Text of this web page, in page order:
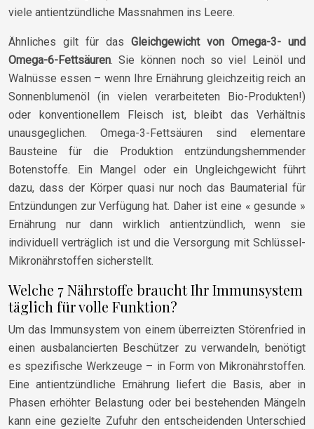
viele antientzündliche Massnahmen ins Leere.
Ähnliches gilt für das Gleichgewicht von Omega-3- und
Omega-6-Fettsäuren. Sie können noch so viel Leinöl und
Walnüsse essen – wenn Ihre Ernährung gleichzeitig reich an
Sonnenblumenöl (in vielen verarbeiteten Bio-Produkten!)
oder konventionellem Fleisch ist, bleibt das Verhältnis
unausgeglichen. Omega-3-Fettsäuren sind elementare
Bausteine für die Produktion entzündungshemmender
Botenstoffe. Ein Mangel oder ein Ungleichgewicht führt
dazu, dass der Körper quasi nur noch das Baumaterial für
Entzündungen zur Verfügung hat. Daher ist eine « gesunde »
Ernährung nur dann wirklich antientzündlich, wenn sie
individuell verträglich ist und die Versorgung mit Schlüssel-
Mikronährstoffen sicherstellt.
Welche 7 Nährstoffe braucht Ihr Immunsystem
täglich für volle Funktion?
Um das Immunsystem von einem überreizten Störenfried in
einen ausbalancierten Beschützer zu verwandeln, benötigt
es spezifische Werkzeuge – in Form von Mikronährstoffen.
Eine antientzündliche Ernährung liefert die Basis, aber in
Phasen erhöhter Belastung oder bei bestehenden Mängeln
kann eine gezielte Zufuhr den entscheidenden Unterschied